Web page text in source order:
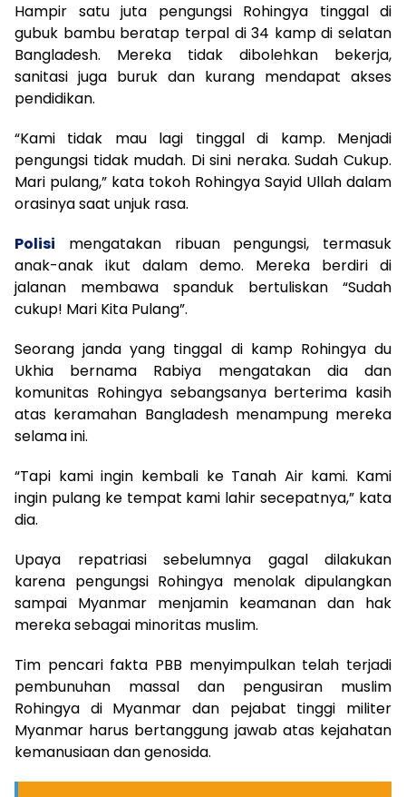
Hampir satu juta pengungsi Rohingya tinggal di
gubuk bambu beratap terpal di 34 kamp di selatan
Bangladesh. Mereka tidak dibolehkan bekerja,
sanitasi juga buruk dan kurang mendapat akses
pendidikan.
“Kami tidak mau lagi tinggal di kamp. Menjadi
pengungsi tidak mudah. Di sini neraka. Sudah Cukup.
Mari pulang,” kata tokoh Rohingya Sayid Ullah dalam
orasinya saat unjuk rasa.
Polisi mengatakan ribuan pengungsi, termasuk
anak-anak ikut dalam demo. Mereka berdiri di
jalanan membawa spanduk bertuliskan “Sudah
cukup! Mari Kita Pulang”.
Seorang janda yang tinggal di kamp Rohingya du
Ukhia bernama Rabiya mengatakan dia dan
komunitas Rohingya sebangsanya berterima kasih
atas keramahan Bangladesh menampung mereka
selama ini.
“Tapi kami ingin kembali ke Tanah Air kami. Kami
ingin pulang ke tempat kami lahir secepatnya,” kata
dia.
Upaya repatriasi sebelumnya gagal dilakukan
karena pengungsi Rohingya menolak dipulangkan
sampai Myanmar menjamin keamanan dan hak
mereka sebagai minoritas muslim.
Tim pencari fakta PBB menyimpulkan telah terjadi
pembunuhan massal dan pengusiran muslim
Rohingya di Myanmar dan pejabat tinggi militer
Myanmar harus bertanggung jawab atas kejahatan
kemanusiaan dan genosida.